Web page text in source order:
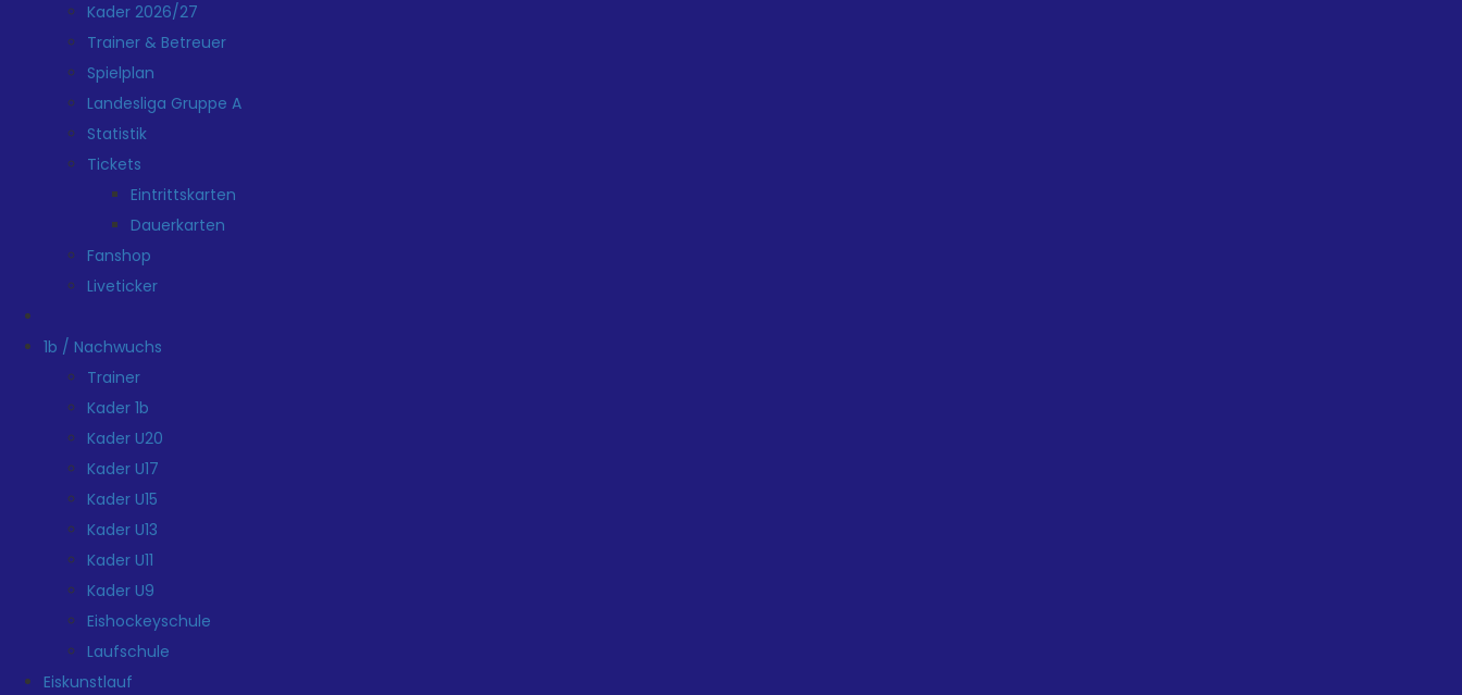
Kader 2026/27
Trainer & Betreuer
Spielplan
Landesliga Gruppe A
Statistik
Tickets
Eintrittskarten
Dauerkarten
Fanshop
Liveticker
1b / Nachwuchs
Trainer
Kader 1b
Kader U20
Kader U17
Kader U15
Kader U13
Kader U11
Kader U9
Eishockeyschule
Laufschule
Eiskunstlauf